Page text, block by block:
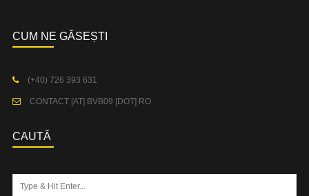
CUM NE GĂSEȘTI
(+40) 726 393 631
CONTACT [AT] BVB09 [DOT] RO
CAUTĂ